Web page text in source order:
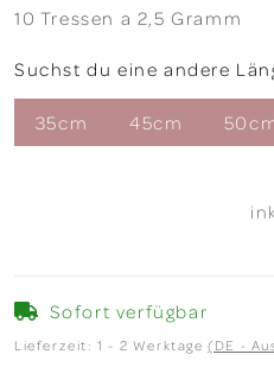
10 Tressen a 2,5 Gramm
Suchst du eine andere
35cm 45cm
Sofort verfügbar
Lieferzeit:1 - 2 Werktage(DE -